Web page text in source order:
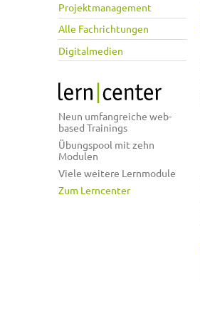
Projektmanagement
Alle Fachrichtungen
Digitalmedien
Neun umfangreiche web-
based Trainings
Übungspool mit zehn
Modulen
Viele weitere Lernmodule
Zum Lerncenter